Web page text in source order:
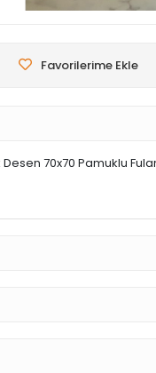
Favorilerime Ekle
70x70 Pamuklu